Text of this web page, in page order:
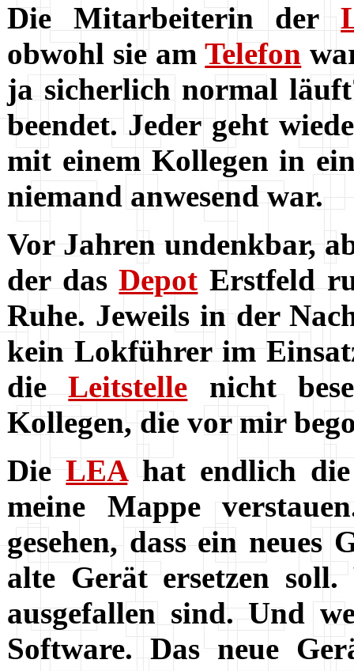
Die Mitarbeiterin der
obwohl sie amTelefon
ja sicherlich normal
beendet. Jeder geht
mit einem Kollegen in
niemand anwesend war.
Vor Jahren undenkbar,
der dasDepot Erstfeld
Ruhe. Jeweils in der
kein Lokführer im
dieLeitstelle nicht
Kollegen, die vor mir
DieLEAhat endlich die
meine Mappe
gesehen, dass ein neues
alte Gerät ersetzen
ausgefallen sind. Und
Software. Das neue